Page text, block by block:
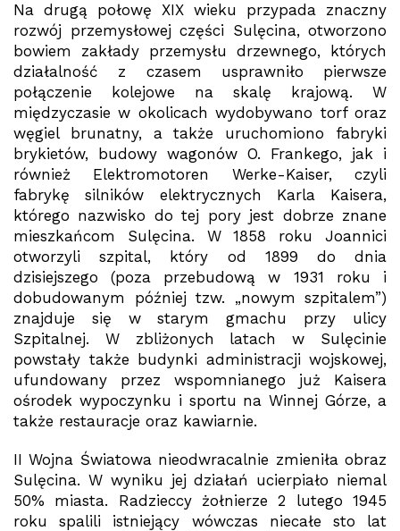
Na drugą połowę XIX wieku przypada znaczny
rozwój przemysłowej części Sulęcina, otworzono
bowiem zakłady przemysłu drzewnego, których
działalność z czasem usprawniło pierwsze
połączenie kolejowe na skalę krajową. W
międzyczasie w okolicach wydobywano torf oraz
węgiel brunatny, a także uruchomiono fabryki
brykietów, budowy wagonów O. Frankego, jak i
również Elektromotoren Werke-Kaiser, czyli
fabrykę silników elektrycznych Karla Kaisera,
którego nazwisko do tej pory jest dobrze znane
mieszkańcom Sulęcina. W 1858 roku Joannici
otworzyli szpital, który od 1899 do dnia
dzisiejszego (poza przebudową w 1931 roku i
dobudowanym później tzw. „nowym szpitalem”)
znajduje się w starym gmachu przy ulicy
Szpitalnej. W zbliżonych latach w Sulęcinie
powstały także budynki administracji wojskowej,
ufundowany przez wspomnianego już Kaisera
ośrodek wypoczynku i sportu na Winnej Górze, a
także restauracje oraz kawiarnie.
II Wojna Światowa nieodwracalnie zmieniła obraz
Sulęcina. W wyniku jej działań ucierpiało niemal
50% miasta. Radzieccy żołnierze 2 lutego 1945
roku spalili istniejący wówczas niecałe sto lat